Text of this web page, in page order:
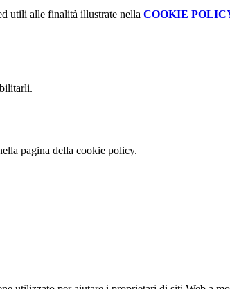
utili alle finalità illustrate nella COOKIE
pagina della cookie policy.